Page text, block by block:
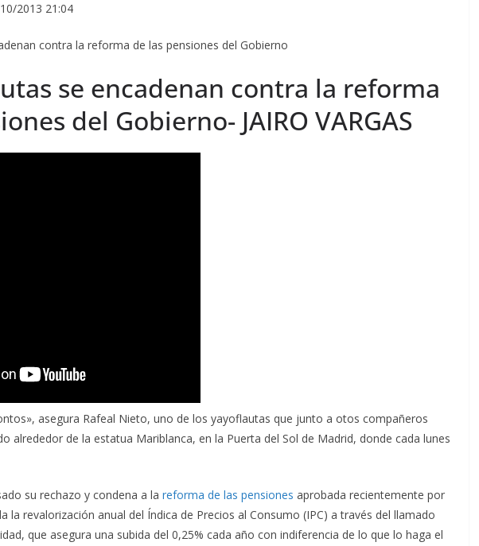
2013 21:04
se encadenan contra la reforma
del Gobierno- JAIRO VARGAS
asegura Rafeal Nieto, uno de los yayoflautas que junto a otos compañeros
alrededor de la estatua Mariblanca, en la Puerta del Sol de Madrid, donde cada lunes
su rechazo y condena a la reforma de las pensiones aprobada recientemente por
la revalorización anual del Índica de Precios al Consumo (IPC) a través del llamado
que asegura una subida del 0,25% cada año con indiferencia de lo que lo haga el